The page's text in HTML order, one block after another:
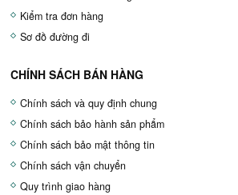
Kiểm tra đơn hàng
Sơ đồ đường đi
CHÍNH SÁCH BÁN HÀNG
Chính sách và quy định chung
Chính sách bảo hành sản phẩm
Chính sách bảo mật thông tin
Chính sách vận chuyển
Quy trình giao hàng